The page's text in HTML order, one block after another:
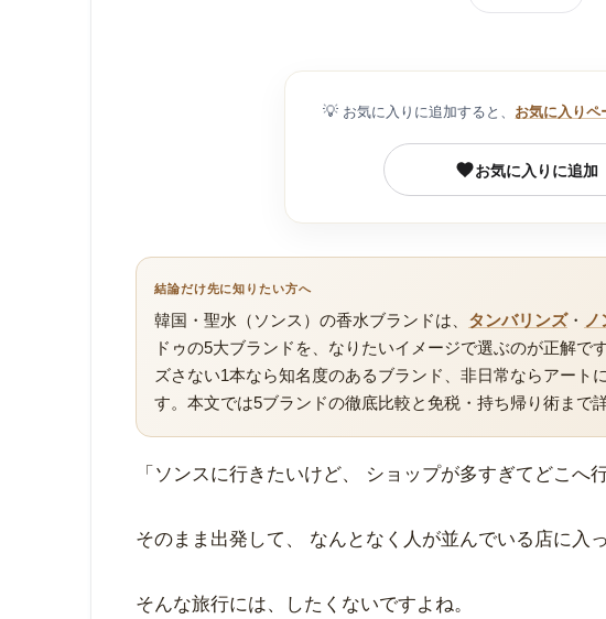
💡 お気に入りに追加すると、 お気に入りペ
お気に入りに追加
結論だけ先に知りたい方へ
韓国・聖水（ソンス）の香水ブランドは、 タンバリンズ・
ドゥの5大ブランドを、なりたいイメージで選ぶのが正解で
ズさない1本なら知名度のあるブランド、非日常ならアート
す。本文では5ブランドの徹底比較と免税・持ち帰り術まで
「ソンスに行きたいけど、 ショップが多すぎてどこへ
そのまま出発して、 なんとなく人が並んでいる店に入
そんな旅行には、したくないですよね。